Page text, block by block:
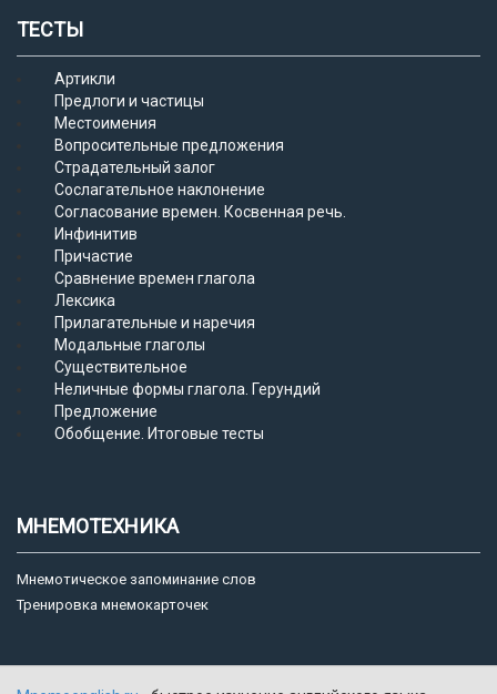
ТЕСТЫ
Артикли
Предлоги и частицы
Местоимения
Вопросительные предложения
Страдательный залог
Сослагательное наклонение
Согласование времен. Косвенная речь.
Инфинитив
Причастие
Сравнение времен глагола
Лексика
Прилагательные и наречия
Модальные глаголы
Существительное
Неличные формы глагола. Герундий
Предложение
Обобщение. Итоговые тесты
МНЕМОТЕХНИКА
Мнемотическое запоминание слов
Тренировка мнемокарточек